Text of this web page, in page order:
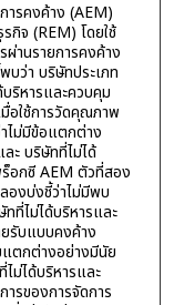
ารคงค้าง (AEM)
กิจ (REM) โดยใช้
ผ่านรายการคงค้าง
บว่า บริษัทประเภท
ริหารและควบคุม
อใช้การวัดคุณภาพ
ไม่มีข้อแตกต่าง
ะ บริษัทที่ไม่ได้
อกซี AEM ตัวที่สอง
องบ่งชี้ว่าไม่มีพบ
ที่ไม่ได้บริหารและ
ยรับแบบคงค้าง
แตกต่างอย่างมีนัย
ม่ได้บริหารและ
รของการจัดการ